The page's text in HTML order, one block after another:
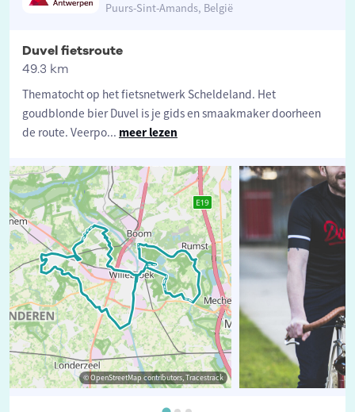
Puurs-Sint-Amands, België
Duvel fietsroute
49.3 km
Thematocht op het fietsnetwerk Scheldeland. Het
goudblonde bier Duvel is je gids en smaakmaker doorheen
de route. Veerpo... meer lezen
© OpenStreetMap contributors, Tracestrack